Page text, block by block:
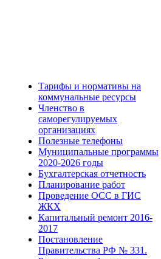
Тарифы и нормативы на
коммунальные ресурсы
Членство в
саморегулируемых
организациях
Полезные телефоны
Муниципальные программы
2020-2026 годы
Бухгалтерская отчетность
Планирование работ
Проведение ОСС в ГИС
ЖКХ
Капитальный ремонт 2016-
2017
Постановление
Правительства РФ № 331.